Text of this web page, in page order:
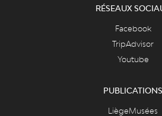
RÉSEAUX
Facebook
TripAdvisor
Youtube
PUBLICATIONS
LiègeMusées